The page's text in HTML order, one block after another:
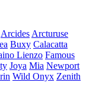
Arcides Arcturuse
Buxy Calacatta
Lienzo Famous
Joya Mia Newport
Wild Onyx Zenith